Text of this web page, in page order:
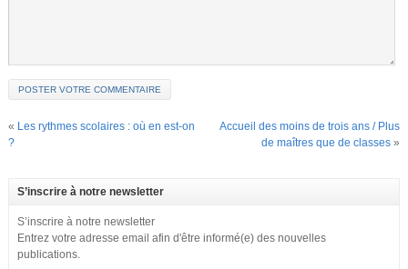
« Les rythmes scolaires : où en est-on
?
Accueil des moins de trois ans / Plus
de maîtres que de classes »
S’inscrire à notre newsletter
S’inscrire à notre newsletter
Entrez votre adresse email afin d'être informé(e) des nouvelles
publications.